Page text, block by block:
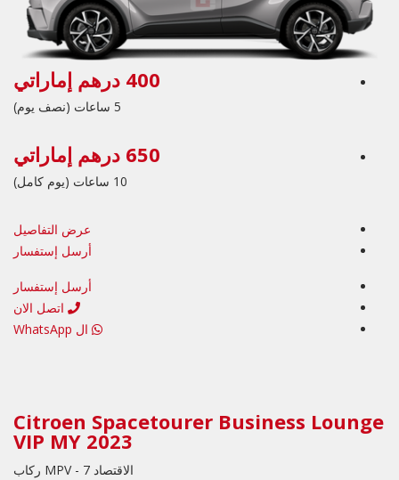
400 درهم إماراتي
5 ساعات (نصف يوم)
650 درهم إماراتي
10 ساعات (يوم كامل)
عرض التفاصيل
أرسل إستفسار
أرسل إستفسار
اتصل الان
ال WhatsApp
Citroen Spacetourer Business Lounge
VIP MY 2023
الاقتصاد MPV - 7 ركاب